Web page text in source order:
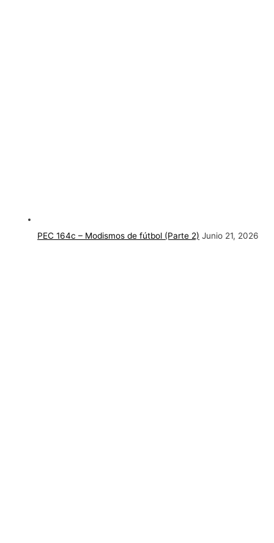
PEC 164c – Modismos de fútbol (Parte 2) Junio 21, 2026